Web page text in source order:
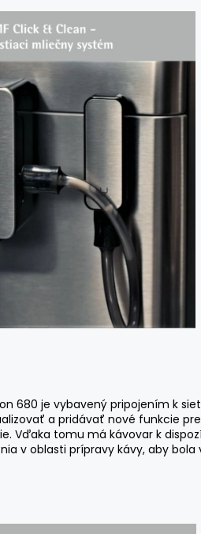
680 je vybavený pripojením k
a pridávať nové funkcie
Vďaka tomu má kávovar k
v oblasti prípravy kávy, aby bola